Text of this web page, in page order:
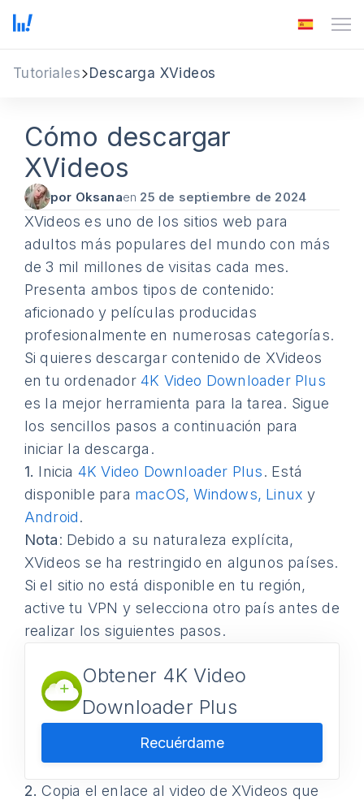
Tutoriales Descarga XVideos
Cómo descargar
XVideos
por Oksanaen 25 de septiembre de 2024
XVideos es uno de los sitios web para
adultos más populares del mundo con más
de 3 mil millones de visitas cada mes.
Presenta ambos tipos de contenido:
aficionado y películas producidas
profesionalmente en numerosas categorías.
Si quieres descargar contenido de XVideos
en tu ordenador4K Video Downloader Plus
es la mejor herramienta para la tarea. Sigue
los sencillos pasos a continuación para
iniciar la descarga.
1. Inicia 4K Video Downloader Plus. Está
disponible para macOS, Windows, Linux y
Android.
Nota: Debido a su naturaleza explícita,
XVideos se ha restringido en algunos países.
Si el sitio no está disponible en tu región,
active tu VPN y selecciona otro país antes de
realizar los siguientes pasos.
Obtener 4K Video
Downloader Plus
Recuérdame
2. Copia el enlace al video de XVideos que